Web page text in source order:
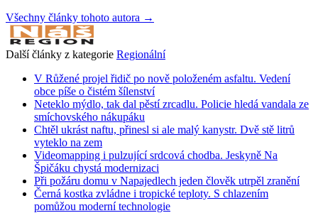
Všechny články tohoto autora →
Další články z kategorie Regionální
V Růžené projel řidič po nově položeném asfaltu. Vedení
obce píše o čistém šílenství
Neteklo mýdlo, tak dal pěstí zrcadlu. Policie hledá vandala ze
smíchovského nákupáku
Chtěl ukrást naftu, přinesl si ale malý kanystr. Dvě stě litrů
vyteklo na zem
Videomapping i pulzující srdcová chodba. Jeskyně Na
Špičáku chystá modernizaci
Při požáru domu v Napajedlech jeden člověk utrpěl zranění
Černá kostka zvládne i tropické teploty. S chlazením
pomůžou moderní technologie